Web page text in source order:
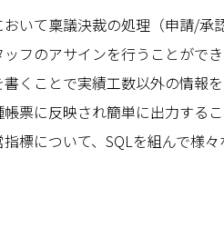
いて稟議決裁の処理（申請/承
フのアサインを行うことがで
くことで実績工数以外の情報
票に反映され簡単に出力する
標について、SQLを組んで様